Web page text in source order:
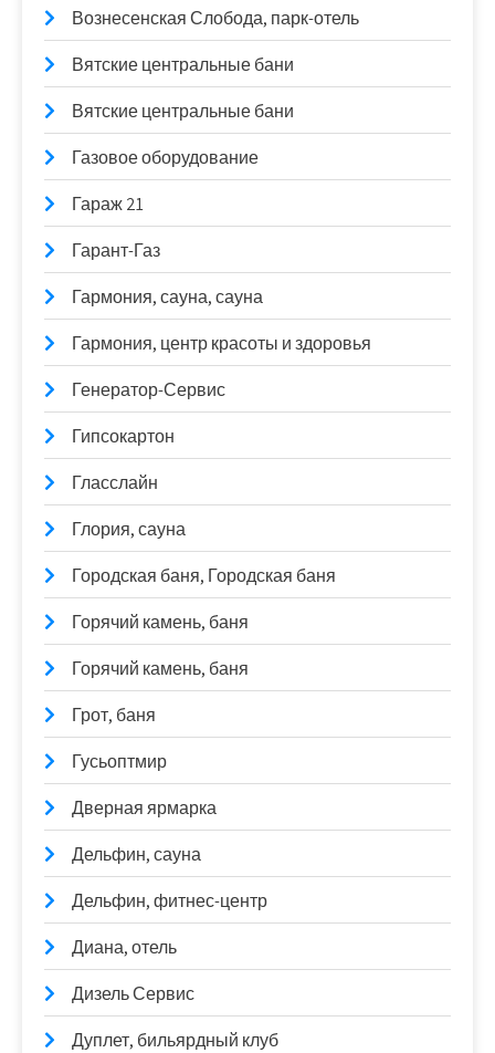
Вознесенская Слобода, парк-отель
Вятские центральные бани
Вятские центральные бани
Газовое оборудование
Гараж 21
Гарант-Газ
Гармония, сауна, сауна
Гармония, центр красоты и здоровья
Генератор-Сервис
Гипсокартон
Гласслайн
Глория, сауна
Городская баня, Городская баня
Горячий камень, баня
Горячий камень, баня
Грот, баня
Гусьоптмир
Дверная ярмарка
Дельфин, сауна
Дельфин, фитнес-центр
Диана, отель
Дизель Сервис
Дуплет, бильярдный клуб